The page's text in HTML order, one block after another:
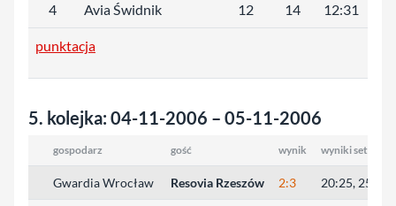
4 Avia Świdnik 12 14 12:31
punktacja
5. kolejka: 04-11-2006 – 05-11-2006
gospodarz gość wynik wyniki setów
Gwardia Wrocław Resovia Rzeszów 2:3 20:25,